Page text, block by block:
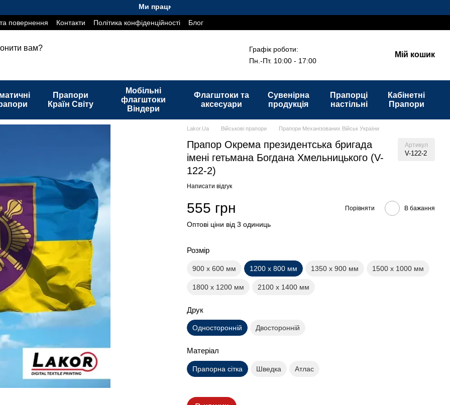
Ми працюємо. Все буде Україна!
повернення
Контакти Політика конфіденційності Блог
вам?
Графік роботи:
Пн.-Пт. 10:00 - 17:00
Мій кошик
Прапори
Країн Світу
Мобільні
флагштоки
Віндери
Флагштоки та
аксесуари
Сувенірна
продукція
Прапорці
настільні
Кабінетні
Прапори
Lakor.Ua Військові прапори Прапори Механізованих Військ України
Прапор Окрема президентська бригада
імені гетьмана Богдана Хмельницького (V-
122-2)
Артикул
V-122-2
Написати відгук
555 грн Порівняти В бажання
Оптові ціни від 3 одиниць
Розмір
900 х 600 мм 1200 х 800 мм 1350 х 900 мм 1500 х 1000 мм
1800 х 1200 мм 2100 х 1400 мм
Друк
Односторонній Двосторонній
Матеріал
Прапорна сітка Шведка Атлас